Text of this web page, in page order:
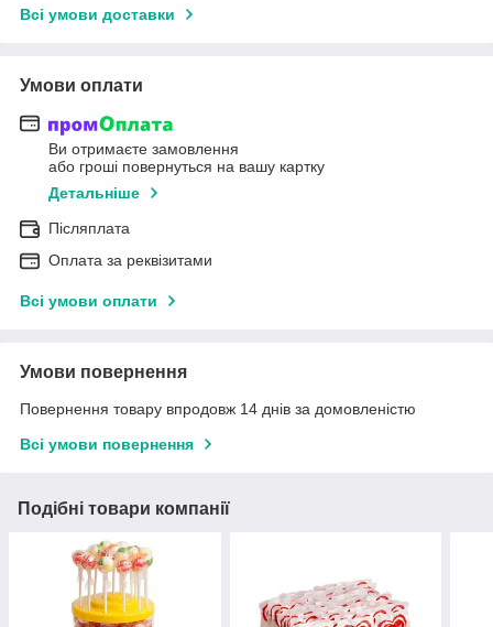
Всі умови доставки
Умови оплати
Ви отримаєте замовлення
або гроші повернуться на вашу картку
Детальніше
Післяплата
Оплата за реквізитами
Всі умови оплати
Умови повернення
Повернення товару впродовж 14 днів за домовленістю
Всі умови повернення
Подібні товари компанії